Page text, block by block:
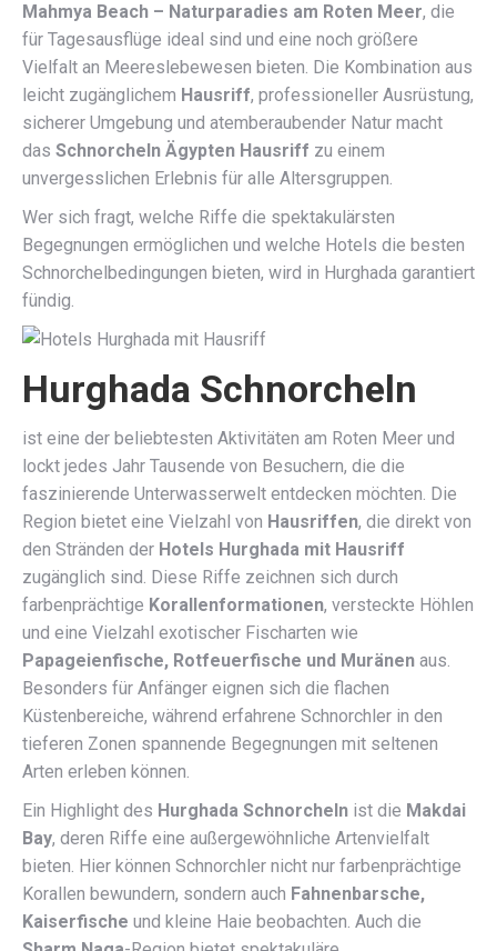
Mahmya Beach – Naturparadies am Roten Meer, die
für Tagesausflüge ideal sind und eine noch größere
Vielfalt an Meereslebewesen bieten. Die Kombination aus
leicht zugänglichem Hausriff, professioneller Ausrüstung,
sicherer Umgebung und atemberaubender Natur macht
das Schnorcheln Ägypten Hausriff zu einem
unvergesslichen Erlebnis für alle Altersgruppen.
Wer sich fragt, welche Riffe die spektakulärsten
Begegnungen ermöglichen und welche Hotels die besten
Schnorchelbedingungen bieten, wird in Hurghada garantiert
fündig.
Hurghada Schnorcheln
ist eine der beliebtesten Aktivitäten am Roten Meer und
lockt jedes Jahr Tausende von Besuchern, die die
faszinierende Unterwasserwelt entdecken möchten. Die
Region bietet eine Vielzahl von Hausriffen, die direkt von
den Stränden der Hotels Hurghada mit Hausriff
zugänglich sind. Diese Riffe zeichnen sich durch
farbenprächtige Korallenformationen, versteckte Höhlen
und eine Vielzahl exotischer Fischarten wie
Papageienfische, Rotfeuerfische und Muränen aus.
Besonders für Anfänger eignen sich die flachen
Küstenbereiche, während erfahrene Schnorchler in den
tieferen Zonen spannende Begegnungen mit seltenen
Arten erleben können.
Ein Highlight des Hurghada Schnorcheln ist die Makdai
Bay, deren Riffe eine außergewöhnliche Artenvielfalt
bieten. Hier können Schnorchler nicht nur farbenprächtige
Korallen bewundern, sondern auch Fahnenbarsche,
Kaiserfische und kleine Haie beobachten. Auch die